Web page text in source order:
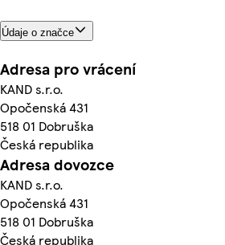
Údaje o značce
Adresa pro vrácení
KAND s.r.o.
Opočenská 431
518 01 Dobruška
Česká republika
Adresa dovozce
KAND s.r.o.
Opočenská 431
518 01 Dobruška
Česká republika